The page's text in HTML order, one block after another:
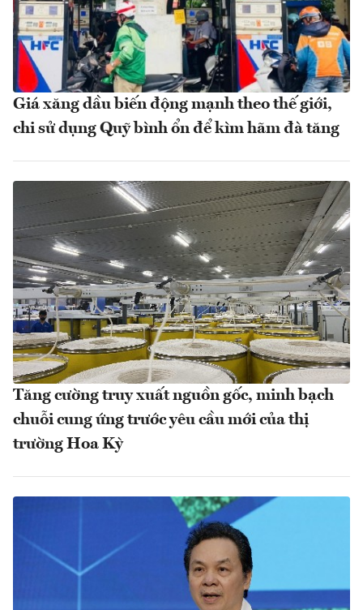
Giá xăng dầu biến động mạnh theo thế giới,
chi sử dụng Quỹ bình ổn để kìm hãm đà tăng
Tăng cường truy xuất nguồn gốc, minh bạch
chuỗi cung ứng trước yêu cầu mới của thị
trường Hoa Kỳ